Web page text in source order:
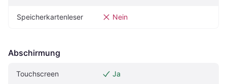
Speicherkartenleser Nein
Abschirmung
Touchscreen Ja